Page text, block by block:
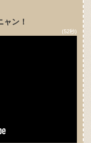
ン！
(52秒)